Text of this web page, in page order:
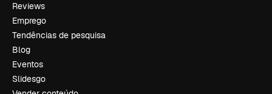
Reviews
Emprego
Tendências de pesquisa
Blog
Eventos
Slidesgo